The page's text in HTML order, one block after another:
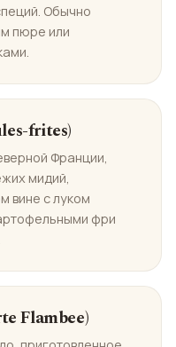
Обычно
пюре или
frites)
Франции,
мидий,
вине с луком
фри
Flambee)